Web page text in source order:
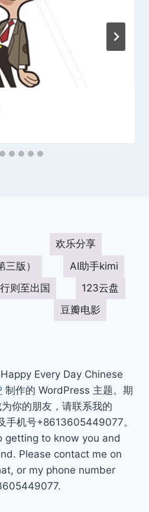
欢乐分享
版）
AI助手kimi
行则至出国
123云盘
豆瓣电影
Every Day Chinese
制作的 WordPress 主题。期
你的朋友，请联系我的
手机号+8613605449077。
getting to know you and
Please contact me on
or my phone number